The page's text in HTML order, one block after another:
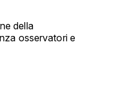
della
osservatori e